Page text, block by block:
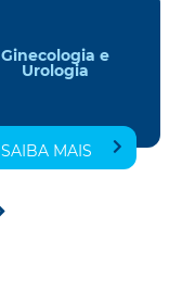
Ginecologia e
Urologia
SAIBA MAIS